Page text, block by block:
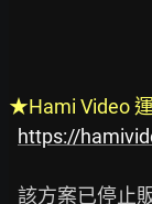
★Hami Video
https://